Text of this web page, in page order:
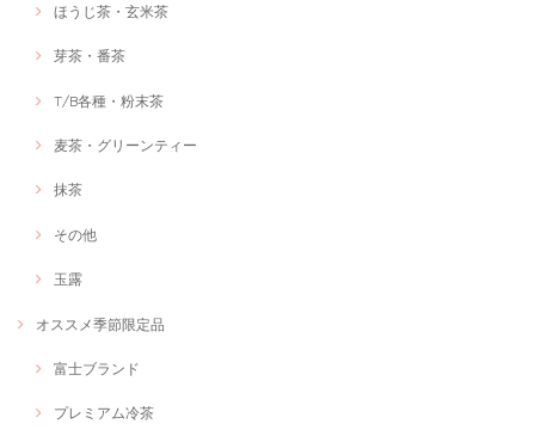
ほうじ茶・玄米茶
芽茶・番茶
T/B各種・粉末茶
麦茶・グリーンティー
抹茶
その他
玉露
オススメ季節限定品
富士ブランド
プレミアム冷茶